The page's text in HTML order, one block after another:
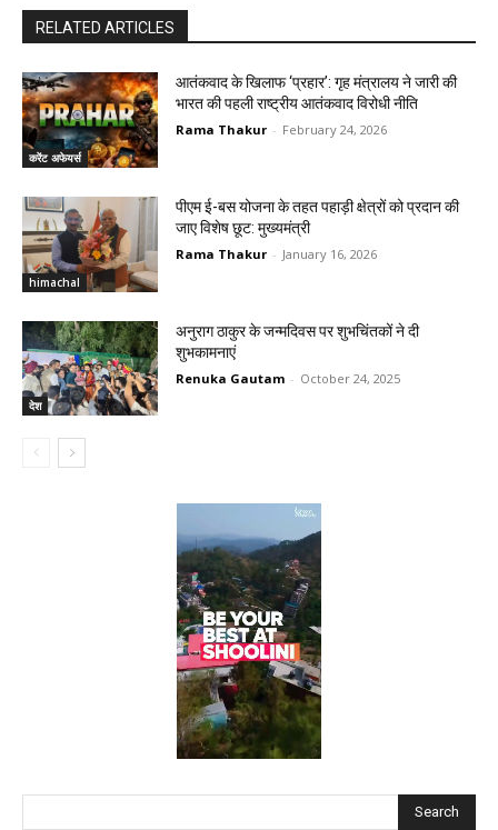
RELATED ARTICLES
करेंट अफेयर्स
आतंकवाद के खिलाफ ‘प्रहार’: गृह मंत्रालय ने जारी की
भारत की पहली राष्ट्रीय आतंकवाद विरोधी नीति
Rama Thakur - February 24, 2026
himachal
पीएम ई-बस योजना के तहत पहाड़ी क्षेत्रों को प्रदान की
जाए विशेष छूट: मुख्यमंत्री
Rama Thakur - January 16, 2026
देश
अनुराग ठाकुर के जन्मदिवस पर शुभचिंतकों ने दी
शुभकामनाएं
Renuka Gautam - October 24, 2025
Search